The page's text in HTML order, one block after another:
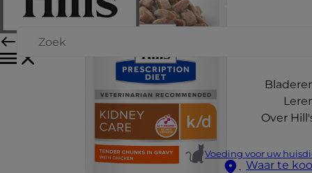
Over
Voeding voor uw
Waar te